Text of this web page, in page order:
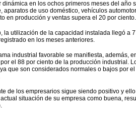
dinámica en los ochos primeros meses del
aparatos de uso doméstico, vehículos
en producción y ventas supera el 20 por ciento.
la utilización de la capacidad instalada llegó a
en los meses anteriores.
industrial favorable se manifiesta, además,
el 88 por ciento de la producción industrial.
que son considerados normales o bajos por
de los empresarios sigue siendo positivo y
situación de su empresa como buena,